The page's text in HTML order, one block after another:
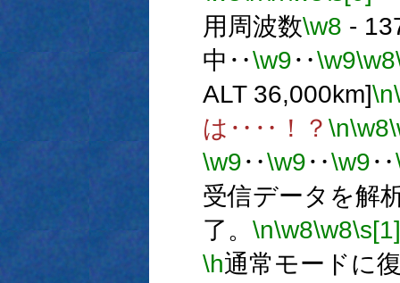
用周波数\w8 -
中‥\w9‥\w9\w8
ALT 36,000km]\n
は‥‥！？ \n\w8
\w9‥\w9‥\w9‥
受信データを解
了。 \n\w8\w8\s[1]
\h通常モードに